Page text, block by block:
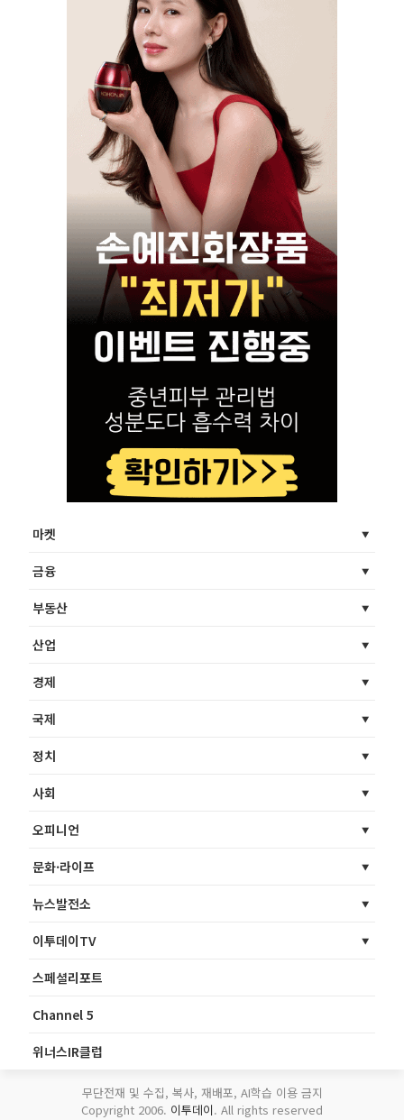
마켓
금융
부동산
산업
경제
국제
정치
사회
오피니언
문화·라이프
뉴스발전소
이투데이TV
스페셜리포트
Channel 5
위너스IR클럽
무단전재 및 수집, 복사, 재배포, AI학습 이용 금지
Copyright 2006. 이투데이. All rights reserved